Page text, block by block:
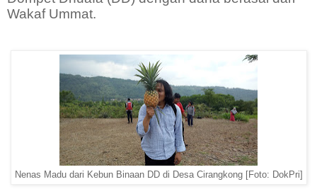
Wakaf Ummat.
Nenas Madu dari Kebun Binaan DD di Desa Cirangkong [Foto: DokPri]